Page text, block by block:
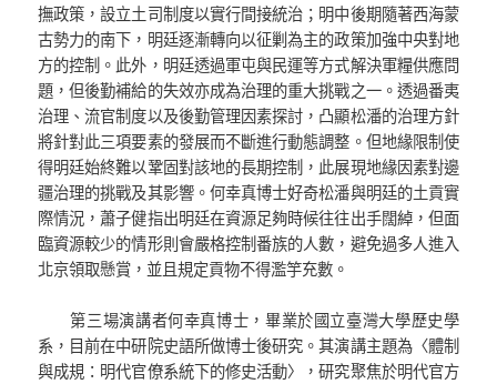
撫政策，設立土司制度以實行間接統治；明中後期隨著西海蒙
古勢力的南下，明廷逐漸轉向以征剿為主的政策加強中央對地
方的控制。此外，明廷透過軍屯與民運等方式解決軍糧供應問
題，但後勤補給的失效亦成為治理的重大挑戰之一。透過番夷
治理、流官制度以及後勤管理因素探討，凸顯松潘的治理方針
將針對此三項要素的發展而不斷進行動態調整。但地緣限制使
得明廷始終難以鞏固對該地的長期控制，此展現地緣因素對邊
疆治理的挑戰及其影響。何幸真博士好奇松潘與明廷的土貢實
際情況，蕭子健指出明廷在資源足夠時候往往出手闊綽，但面
臨資源較少的情形則會嚴格控制番族的人數，避免過多人進入
北京領取懸賞，並且規定貢物不得濫竽充數。
第三場演講者何幸真博士，畢業於國立臺灣大學歷史學
系，目前在中研院史語所做博士後研究。其演講主題為〈體制
與成規：明代官僚系統下的修史活動〉，研究聚焦於明代官方